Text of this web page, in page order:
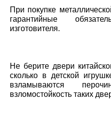
При покупке
гарантийные
изготовителя.
Не берите двери
сколько в детской
взламываются
взломостойкость таких